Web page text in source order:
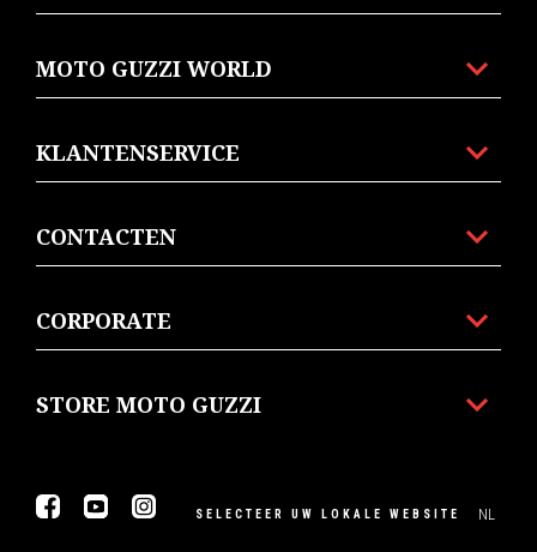
MOTO GUZZI WORLD
KLANTENSERVICE
CONTACTEN
CORPORATE
STORE MOTO GUZZI
FacebookYou TubeInstagram
SELECTEER UW LOKALE WEBSITE NL